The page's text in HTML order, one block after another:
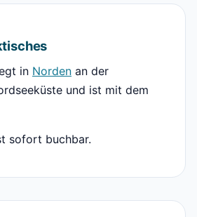
in Norden an der
und ist mit dem
sofort buchbar.